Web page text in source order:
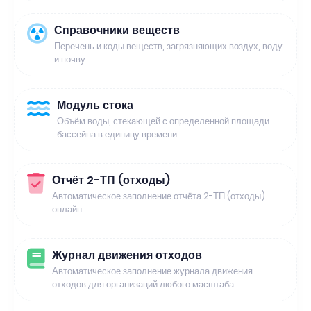
Справочники веществ
Перечень и коды веществ, загрязняющих воздух, воду
и почву
Модуль стока
Объём воды, стекающей с определенной площади
бассейна в единицу времени
Отчёт 2-ТП (отходы)
Автоматическое заполнение отчёта 2-ТП (отходы)
онлайн
Журнал движения отходов
Автоматическое заполнение журнала движения
отходов для организаций любого масштаба